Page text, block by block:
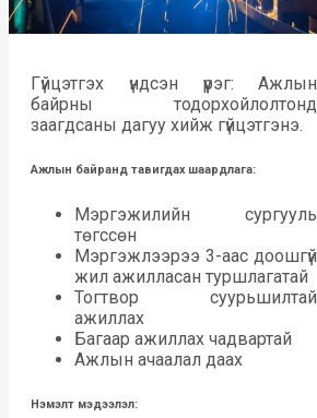
Гүйцэтгэх үндсэн үүрэг: Ажлын
байрны тодорхойлолтонд
заагдсаны дагуу хийж гүйцэтгэнэ.
Ажлын байранд тавигдах шаардлага:
Мэргэжилийн сургууль
төгссөн
Мэргэжлээрээ 3-аас доошгүй
жил ажилласан туршлагатай
Тогтвор суурьшилтай
ажиллах
Багаар ажиллах чадвартай
Ажлын ачаалал даах
Нэмэлт мэдээлэл: